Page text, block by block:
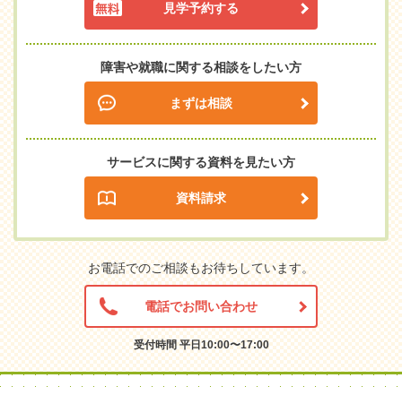
見学予約する
障害や就職に関する相談をしたい方
まずは相談
サービスに関する資料を見たい方
資料請求
お電話でのご相談もお待ちしています。
電話でお問い合わせ
受付時間 平日10:00〜17:00